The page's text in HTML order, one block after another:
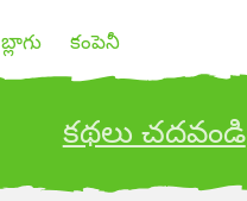
బ్లాగు కంపెనీ
కథలు చదవండి